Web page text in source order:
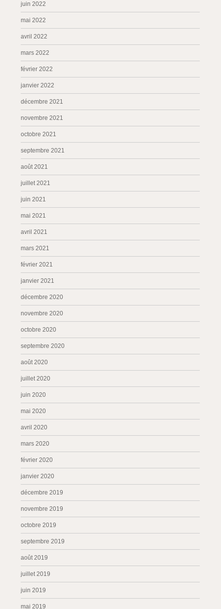
juin 2022
mai 2022
avril 2022
mars 2022
février 2022
janvier 2022
décembre 2021
novembre 2021
octobre 2021
septembre 2021
août 2021
juillet 2021
juin 2021
mai 2021
avril 2021
mars 2021
février 2021
janvier 2021
décembre 2020
novembre 2020
octobre 2020
septembre 2020
août 2020
juillet 2020
juin 2020
mai 2020
avril 2020
mars 2020
février 2020
janvier 2020
décembre 2019
novembre 2019
octobre 2019
septembre 2019
août 2019
juillet 2019
juin 2019
mai 2019